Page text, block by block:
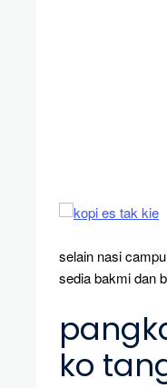
selain nasi
sedia bakmi dan
ko